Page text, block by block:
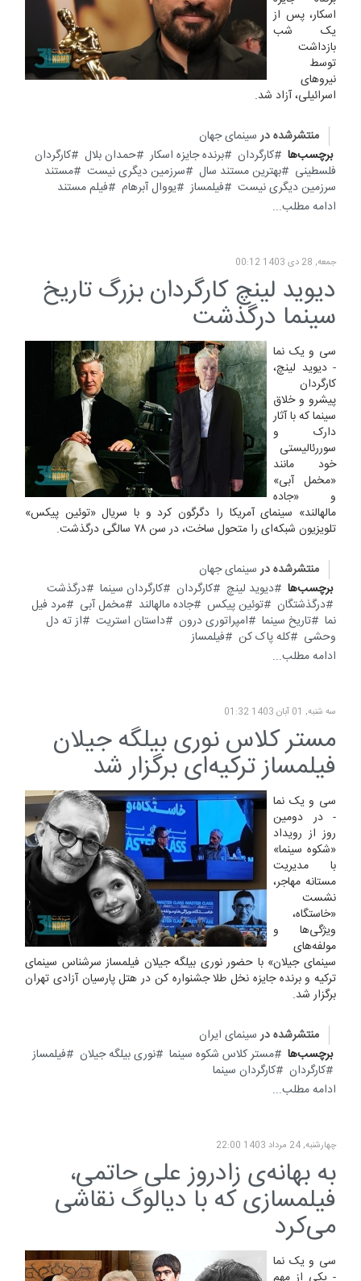
اسکار، پس از
یک شب
بازداشت
توسط
نیروهای
اسرائیلی، آزاد شد.
منتشرشده در سینمای جهان
برچسب‌ها
کارگردان برنده جایزه اسکار حمدان بلال
کارگردان
فلسطینی
بهترین مستند سال سرزمین دیگری نیست
مستند
سرزمین دیگری نیست
فیلمساز یووال آبرهام
فیلم مستند
ادامه مطلب...
جمعه, 28 دی 1403 00:12
دیوید لینچ کارگردان بزرگ تاریخ
سینما درگذشت
سی و یک نما
- دیوید لینچ،
کارگردان
پیشرو و خلاق
سینما که با آثار
دارک و
سوررئالیستی
خود مانند
«مخمل آبی»
و «جاده
مالهالند» سینمای آمریکا را دگرگون کرد و با سریال «توئین پیکس»
تلویزیون شبکه‌ای را متحول ساخت، در سن ۷۸ سالگی درگذشت.
منتشرشده در سینمای جهان
برچسب‌ها
دیوید لینچ کارگردان کارگردان سینما
درگذشت
درگذشتگان
توئین پیکس جاده مالهالند مخمل آبی
مرد فیل
نما
تاریخ سینما امپراتوری درون داستان استریت
از ته دل
وحشی
کله پاک کن
فیلمساز
ادامه مطلب...
سه شنبه, 01 آبان 1403 01:32
مستر کلاس نوری بیلگه جیلان
فیلمساز ترکیه‌ای برگزار شد
سی و یک نما
- در دومین
روز از رویداد
«شکوه سینما»
با مدیریت
مستانه مهاجر،
نشست
«خاستگاه،
ویژگی‌ها و
مولفه‌های
سینمای جیلان» با حضور نوری بیلگه جیلان فیلمساز سرشناس سینمای
ترکیه و برنده جایزه نخل طلا جشنواره کن در هتل پارسیان آزادی تهران
برگزار شد.
منتشرشده در سینمای ایران
برچسب‌ها
مستر کلاس شکوه سینما نوری بیلگه جیلان
فیلمساز
کارگردان
کارگردان سینما
ادامه مطلب...
چهارشنبه, 24 مرداد 1403 22:00
به بهانه‌ی زادروز علی حاتمی،
فیلمسازی که با دیالوگ نقاشی
می‌کرد
سی و یک نما